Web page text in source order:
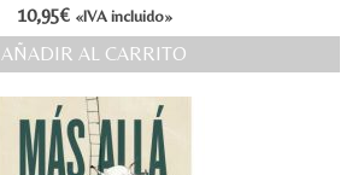
y opiniones de TejiendoLEE un
10,95€ «IVA incluido»
AÑADIR AL CARRITO